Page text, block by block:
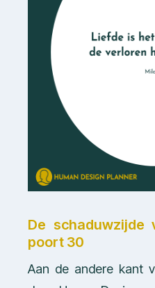
De schaduwzijde
poort 30
Aan de andere kant